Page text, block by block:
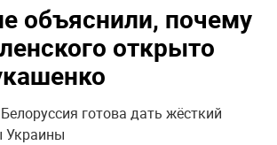
объяснили, почему
открыто
готова дать жёсткий
Украины